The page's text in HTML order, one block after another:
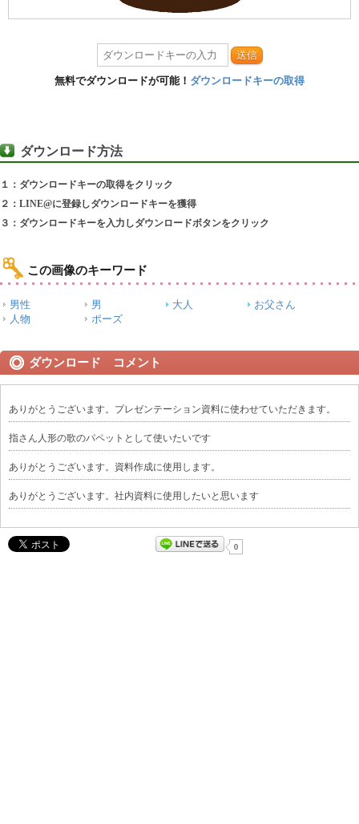
送信
無料でダウンロードが可能！ ダウンロードキーの取得
ダウンロード方法
１：ダウンロードキーの取得をクリック
２：LINE@に登録しダウンロードキーを獲得
３：ダウンロードキーを入力しダウンロードボタンをクリック
この画像のキーワード
男性 男 大人
お父さん
人物
ポーズ
ダウンロード コメント
ありがとうございます。プレゼンテーション資料に使わせていただきます。
指さん人形の歌のパペットとして使いたいです
ありがとうございます。資料作成に使用します。
ありがとうございます。社内資料に使用したいと思います
0